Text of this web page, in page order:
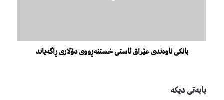
بانکی ناوه‌ندی عێراق ئاستی خستنەڕووی دۆلاری ڕاگەیاند
بابەتی دیكە